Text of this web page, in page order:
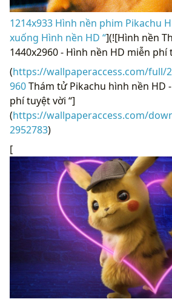
1214x933 Hình nền phim Pikachu
xuống Hình nền HD “](![Hình nền
1440x2960 ​​- Hình nền HD miễn phí
(https://wallpaperaccess.com/full/
960​​Thám tử Pikachu hình nền HD
phí tuyệt vời “]
(https://wallpaperaccess.com/
2952783)
[